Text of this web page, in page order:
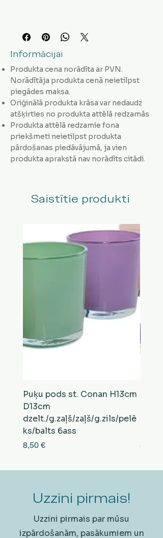
Informācijai
Produkta cena norādīta ar PVN.
Norādītāja produkta cenā neietilpst
piegādes maksa.
Oriģinālā produkta krāsa var nedaudz
atšķirties no produkta attēlā redzamās
Produkta attēlā redzamie fona
priekšmeti neietilpst produkta
pārdošanas piedāvājumā, ja vien
produkta aprakstā nav norādīts citādi.
Saistītie produkti
Puķu pods st. Conan H13cm
D13cm
dzelt./g.zaļš/zaļš/g.zils/pelē
ks/balts 6ass
Cena
8,50 € Cena
8,50 €
Uzzini pirmais!
Uzzini pirmais par mūsu
izpārdošanām, pasākumiem un